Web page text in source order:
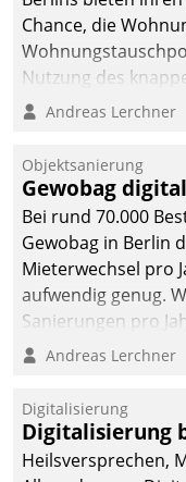
Chance, die
Nutzung des
Anwendungsfall für
Unternehmen.
Andreas Lerchner
Objektsanierung
Gewobag
Bei rund 70.000
Gewobag in Berlin
Mieterwechsel pro
aufwendig genug.
Sanierungen pro
Betreuungs- und
kommunale
gemeinsam mit der
Teilprozess der
Andreas Lerchner
Digitalisierung
Digitalisierung
Heilsversprechen,